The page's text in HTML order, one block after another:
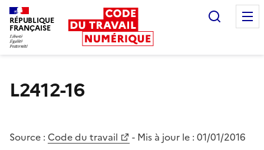
RÉPUBLIQUE
FRANÇAISE
L2412-16
Source : Code du travail - Mis à jour le : 01/01/2016